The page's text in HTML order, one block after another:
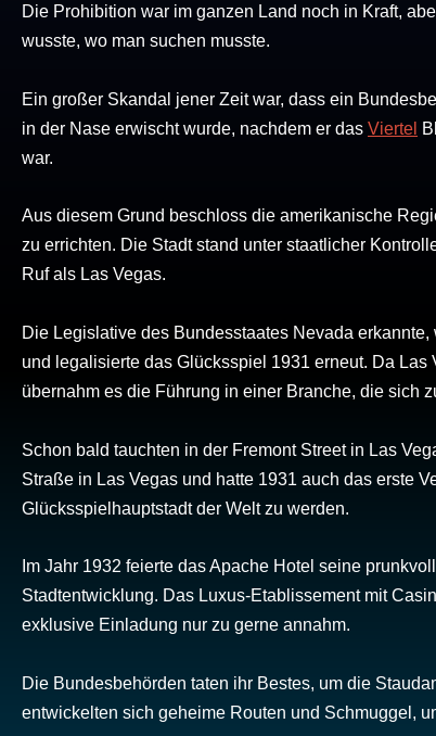
Die Prohibition war im ganzen Land noch in Kraft,
wusste, wo man suchen musste.
Ein großer Skandal jener Zeit war, dass ein
in der Nase erwischt wurde, nachdem er das Viertel
war.
Aus diesem Grund beschloss die amerikanische
zu errichten. Die Stadt stand unter staatlicher
Ruf als Las Vegas.
Die Legislative des Bundesstaates Nevada
und legalisierte das Glücksspiel 1931 erneut. Da
übernahm es die Führung in einer Branche, die sich
Schon bald tauchten in der Fremont Street in Las
Straße in Las Vegas und hatte 1931 auch das erste
Glücksspielhauptstadt der Welt zu werden.
Im Jahr 1932 feierte das Apache Hotel seine
Stadtentwicklung. Das Luxus-Etablissement mit
exklusive Einladung nur zu gerne annahm.
Die Bundesbehörden taten ihr Bestes, um die
entwickelten sich geheime Routen und Schmuggel,